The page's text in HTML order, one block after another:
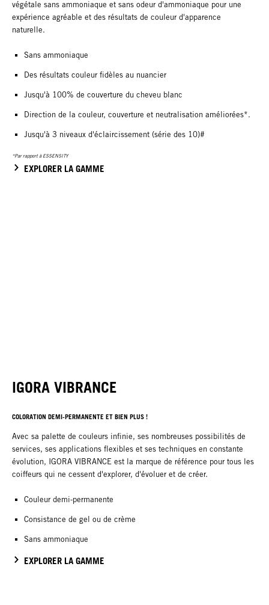
végétale sans ammoniaque et sans odeur d'ammoniaque pour une
expérience agréable et des résultats de couleur d'apparence
naturelle.
Sans ammoniaque
Des résultats couleur fidèles au nuancier
Jusqu'à 100% de couverture du cheveu blanc
Direction de la couleur, couverture et neutralisation améliorées*.
Jusqu'à 3 niveaux d'éclaircissement (série des 10)#
*Par rapport à ESSENSITY
EXPLORER LA GAMME
IGORA VIBRANCE
COLORATION DEMI-PERMANENTE ET BIEN PLUS !
Avec sa palette de couleurs infinie, ses nombreuses possibilités de
services, ses applications flexibles et ses techniques en constante
évolution, IGORA VIBRANCE est la marque de référence pour tous les
coiffeurs qui ne cessent d'explorer, d'évoluer et de créer.
Couleur demi-permanente
Consistance de gel ou de crème
Sans ammoniaque
EXPLORER LA GAMME